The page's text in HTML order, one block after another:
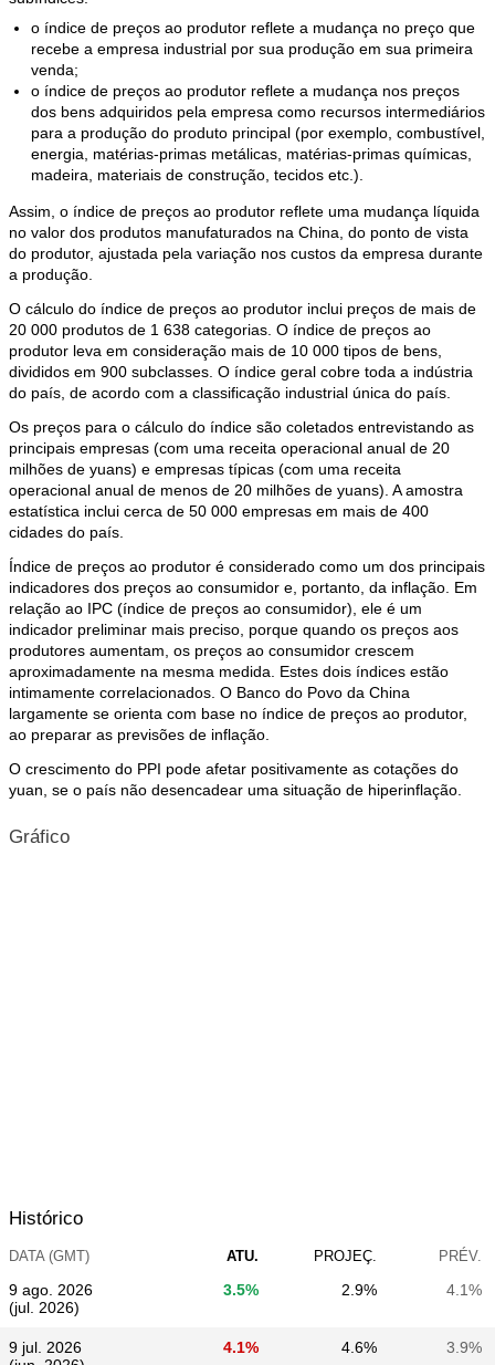
o índice de preços ao produtor reflete a mudança no preço que
recebe a empresa industrial por sua produção em sua primeira
venda;
o índice de preços ao produtor reflete a mudança nos preços
dos bens adquiridos pela empresa como recursos intermediários
para a produção do produto principal (por exemplo, combustível,
energia, matérias-primas metálicas, matérias-primas químicas,
madeira, materiais de construção, tecidos etc.).
Assim, o índice de preços ao produtor reflete uma mudança líquida
no valor dos produtos manufaturados na China, do ponto de vista
do produtor, ajustada pela variação nos custos da empresa durante
a produção.
O cálculo do índice de preços ao produtor inclui preços de mais de
20 000 produtos de 1 638 categorias. O índice de preços ao
produtor leva em consideração mais de 10 000 tipos de bens,
divididos em 900 subclasses. O índice geral cobre toda a indústria
do país, de acordo com a classificação industrial única do país.
Os preços para o cálculo do índice são coletados entrevistando as
principais empresas (com uma receita operacional anual de 20
milhões de yuans) e empresas típicas (com uma receita
operacional anual de menos de 20 milhões de yuans). A amostra
estatística inclui cerca de 50 000 empresas em mais de 400
cidades do país.
Índice de preços ao produtor é considerado como um dos principais
indicadores dos preços ao consumidor e, portanto, da inflação. Em
relação ao IPC (índice de preços ao consumidor), ele é um
indicador preliminar mais preciso, porque quando os preços aos
produtores aumentam, os preços ao consumidor crescem
aproximadamente na mesma medida. Estes dois índices estão
intimamente correlacionados. O Banco do Povo da China
largamente se orienta com base no índice de preços ao produtor,
ao preparar as previsões de inflação.
O crescimento do PPI pode afetar positivamente as cotações do
yuan, se o país não desencadear uma situação de hiperinflação.
Gráfico
Histórico
DATA (GMT) ATU. PROJEÇ. PRÉV.
9 ago. 2026
(jul. 2026)
3.5% 2.9% 4.1%
9 jul. 2026
4.1% 4.6% 3.9%